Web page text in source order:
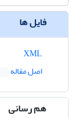
فایل ها
اصل مقاله
هم رسانی